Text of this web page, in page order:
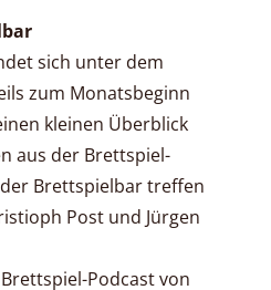
sich unter dem
zum Monatsbeginn
kleinen Überblick
aus der Brettspiel-
Brettspielbar treffen
Post und Jürgen
Podcast von